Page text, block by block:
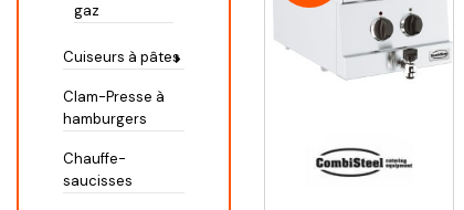
gaz
Cuiseurs à pâtes
Clam-Presse à
hamburgers
Chauffe-
saucisses